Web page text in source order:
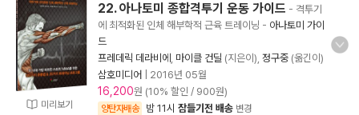
미리보기
22. 아나토미 종합격투기 운동 가이드 - 격투기
에 최적화된 인체 해부학적 근육 트레이닝 - 아나토미 가이
드
프레데릭 데라비에
마이클 건딜 (지은이), 정구중 (옮긴이)
삼호미디어
2016년 05월
16,200원 (10% 할인 / 900원)
양탄자배송 밤 11시 잠들기전 배송 변경